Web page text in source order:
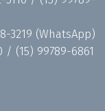
3219 (WhatsApp)
/ (15) 99789-6861